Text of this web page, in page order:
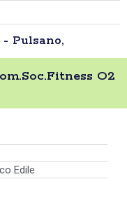
Pulsano,
O2
Edile